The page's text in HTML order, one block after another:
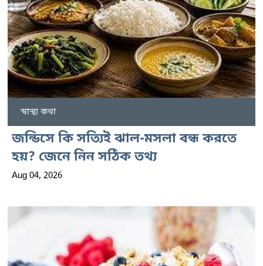
স্বাস্থ্য কথা
জন্ডিসে কি সত্যিই ঝাল-মসলা বন্ধ করতে
হয়? জেনে নিন সঠিক তথ্য
Aug 04, 2026